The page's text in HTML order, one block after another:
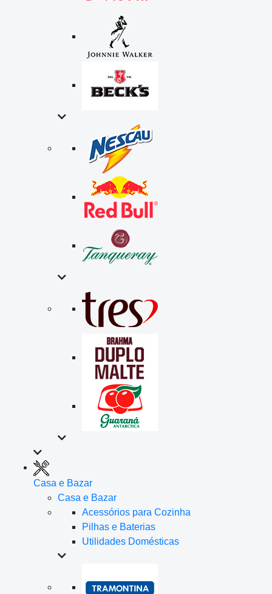
Casa e Bazar
Casa e Bazar
Acessórios para Cozinha
Pilhas e Baterias
Utilidades Domésticas